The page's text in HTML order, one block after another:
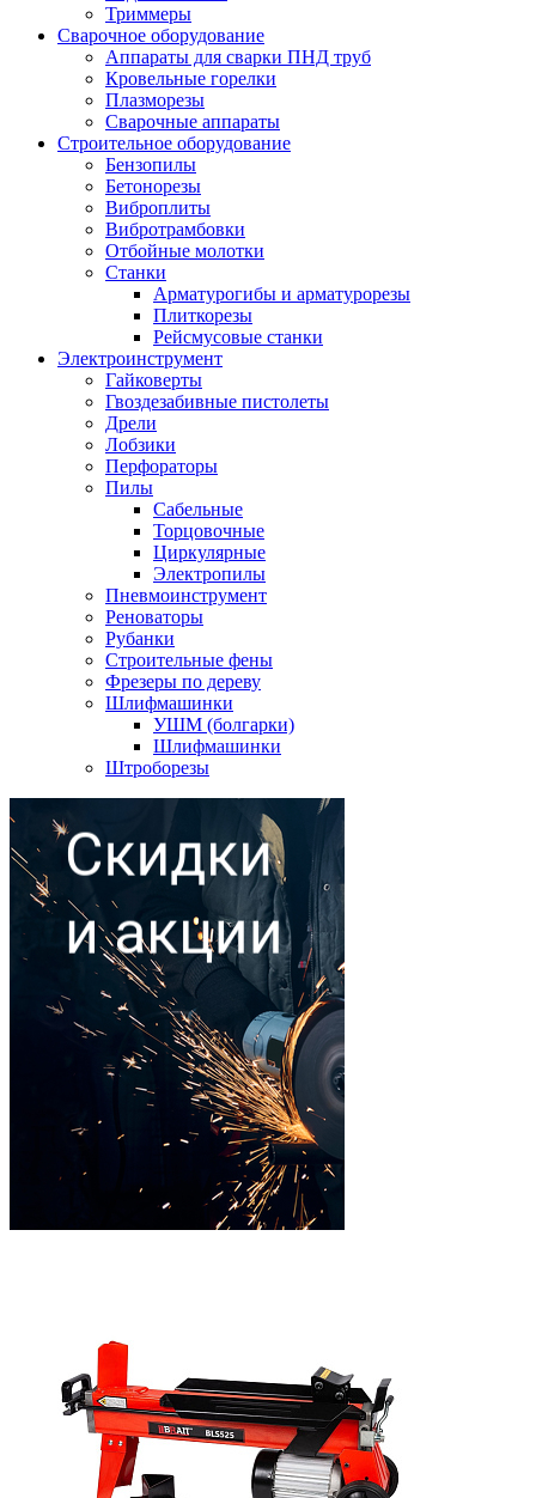
Триммеры
Сварочное оборудование
Аппараты для сварки ПНД труб
Кровельные горелки
Плазморезы
Сварочные аппараты
Строительное оборудование
Бензопилы
Бетонорезы
Виброплиты
Вибротрамбовки
Отбойные молотки
Станки
Арматурогибы и арматурорезы
Плиткорезы
Рейсмусовые станки
Электроинструмент
Гайковерты
Гвоздезабивные пистолеты
Дрели
Лобзики
Перфораторы
Пилы
Сабельные
Торцовочные
Циркулярные
Электропилы
Пневмоинструмент
Реноваторы
Рубанки
Строительные фены
Фрезеры по дереву
Шлифмашинки
УШМ (болгарки)
Шлифмашинки
Штроборезы